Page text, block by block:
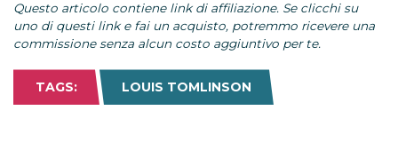
Questo articolo contiene link di affiliazione. Se clicchi su
uno di questi link e fai un acquisto, potremmo ricevere una
commissione senza alcun costo aggiuntivo per te.
TAGS: LOUIS TOMLINSON